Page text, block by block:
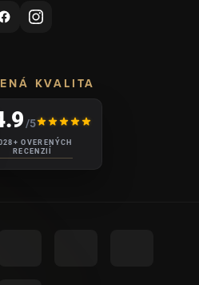
KVALITA
/5
OVERENÝCH
RECENZIÍ